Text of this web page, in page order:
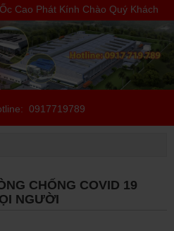
Phát Kính Chào Quý Khách
0917719789
CHỐNG COVID 19
NGƯỜI